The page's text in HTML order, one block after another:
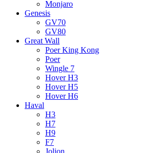
Monjaro
Genesis
GV70
GV80
Great Wall
Poer King Kong
Poer
Wingle 7
Hover H3
Hover H5
Hover H6
Haval
H3
H7
H9
F7
Jolion